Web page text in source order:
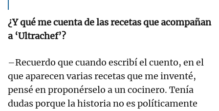
¿Y qué me cuenta de las recetas que acompañan
a ‘Ultrachef’?
–Recuerdo que cuando escribí el cuento, en el
que aparecen varias recetas que me inventé,
pensé en proponérselo a un cocinero. Tenía
dudas porque la historia no es políticamente